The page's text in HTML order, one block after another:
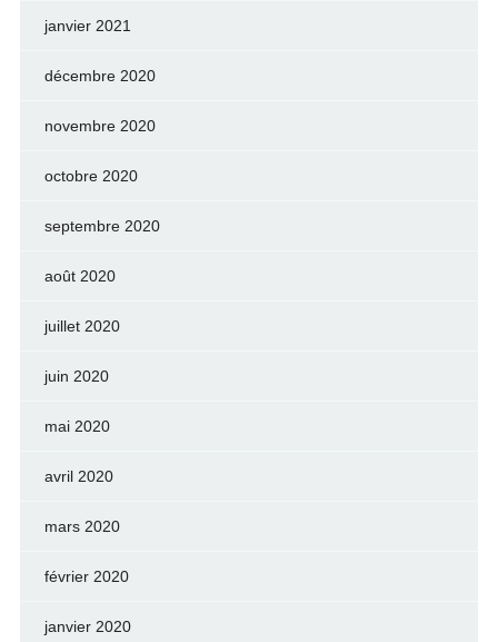
janvier 2021
décembre 2020
novembre 2020
octobre 2020
septembre 2020
août 2020
juillet 2020
juin 2020
mai 2020
avril 2020
mars 2020
février 2020
janvier 2020